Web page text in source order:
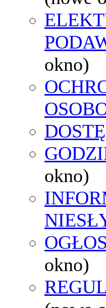
okno)
okno)
okno)